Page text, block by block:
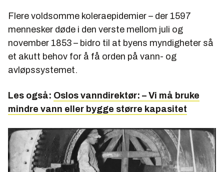
Flere voldsomme koleraepidemier – der 1597
mennesker døde i den verste mellom juli og
november 1853 – bidro til at byens myndigheter så
et akutt behov for å få orden på vann- og
avløpssystemet.
Les også: Oslos vanndirektør: – Vi må bruke
mindre vann eller bygge større kapasitet